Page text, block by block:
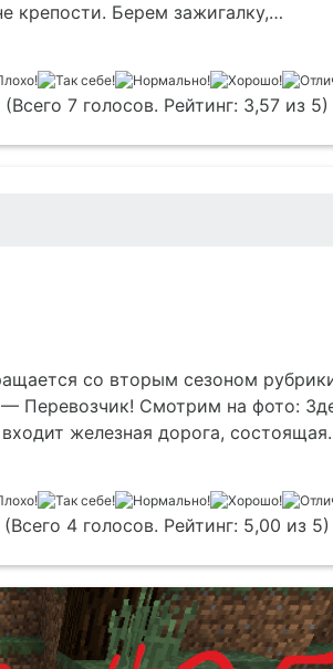
крепости. Берем зажигалку,…
(Всего 7 голосов. Рейтинг: 3,57 из 5)
со вторым сезоном
Перевозчик! Смотрим на фото:
железная дорога,
(Всего 4 голосов. Рейтинг: 5,00 из 5)